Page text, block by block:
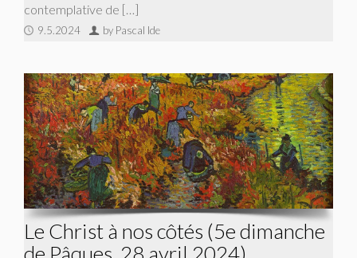
contemplative de […]
9.5.2024 by Pascal Ide
Le Christ à nos côtés (5e dimanche
de Pâques, 28 avril 2024)